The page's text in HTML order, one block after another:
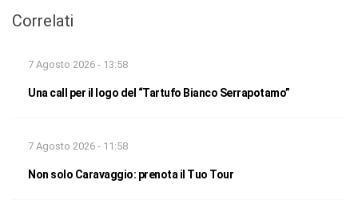
Correlati
7 Agosto 2026 - 13:58
Una call per il logo del “Tartufo Bianco Serrapotamo”
7 Agosto 2026 - 11:58
Non solo Caravaggio: prenota il Tuo Tour